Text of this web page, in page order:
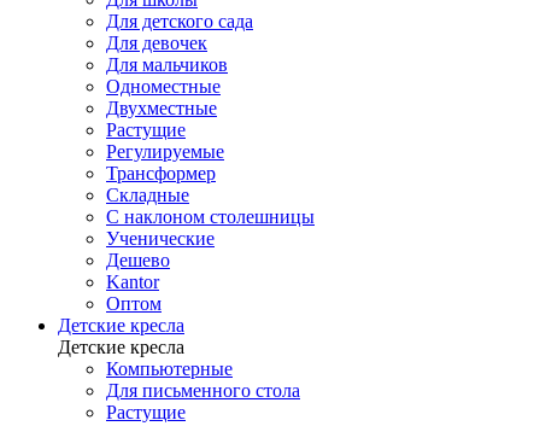
Для детского сада
Для девочек
Для мальчиков
Одноместные
Двухместные
Растущие
Регулируемые
Трансформер
Складные
С наклоном столешницы
Ученические
Дешево
Kantor
Оптом
Детские кресла
Детские кресла
Компьютерные
Для письменного стола
Растущие